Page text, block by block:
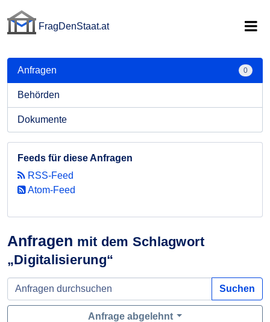
FragDenStaat.at
Anfragen mit dem Schlagwort
„Digitalisierung“
Suchen
Anfrage abgelehnt
Anfragen 0
Behörden
Dokumente
Feeds für diese Anfragen
RSS-Feed
Atom-Feed